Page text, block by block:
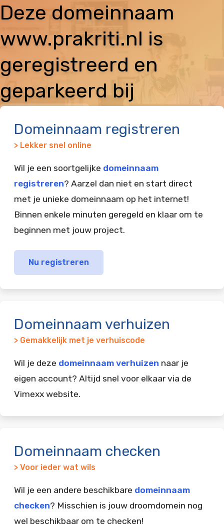
Deze domeinnaam
www.prakriti.nl is
geregistreerd en
geparkeerd bij
Domeinnaam registreren
> Lekker snel online
Wil je een soortgelijke domeinnaam
registreren? Aarzel dan niet en start direct
met je unieke domeinnaam op het internet!
Binnen enkele minuten geregeld en klaar om te
beginnen met jouw project.
Nu registreren
Domeinnaam verhuizen
> Gemakkelijk met je verhuiscode
Wil je deze domeinnaam verhuizen naar je
eigen account? Altijd snel voor elkaar via de
Vimexx website.
Domeinnaam checken
> Voor ieder wat wils
Wil je een andere beschikbare domeinnaam
checken? Misschien is jouw droomdomein nog
wel beschikbaar om te checken!